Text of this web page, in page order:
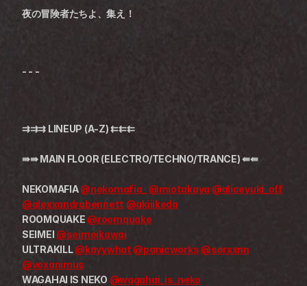
夜の冒険者たちよ、集え！
- - -
⇉⇉⇉ LINEUP (A-Z) ⇇⇇⇇
⇛⇛ MAIN FLOOR (ELECTRO/TECHNO/TRANCE) ⇚⇚
NEKOMAFIA @nekomafia_ @miotakaya @aliceyuki_off
@alexxandrabennett @akiiikeda
ROOMQUAKE @roomquake
SEIMEI @seimeikawai
ULTRAKILL @kayywhat @panicworks @sorxxnn
@voxanimus
WAGAHAI IS NEKO @wagahai_is_neko